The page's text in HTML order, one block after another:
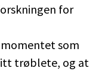
for
som
trøblete, og at